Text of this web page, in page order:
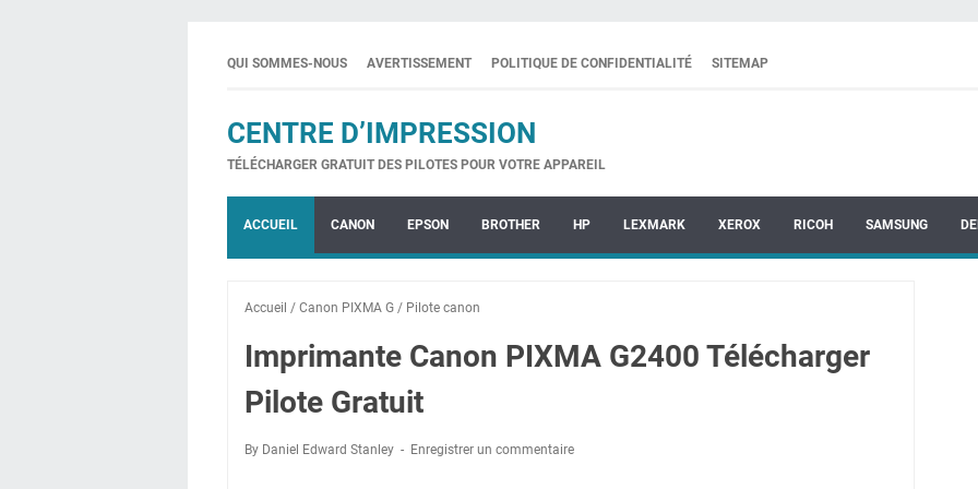
QUI SOMMES-NOUS AVERTISSEMENT POLITIQUE DE CONFIDENTIALITÉ SITEMAP
CENTRE D’IMPRESSION
TÉLÉCHARGER GRATUIT DES PILOTES POUR VOTRE APPAREIL
ACCUEIL CANON EPSON BROTHER HP LEXMARK XEROX RICOH SAMSUNG
Accueil / Canon PIXMA G / Pilote canon
Imprimante Canon PIXMA G2400 Télécharger
Pilote Gratuit
By Daniel Edward Stanley Enregistrer un commentaire